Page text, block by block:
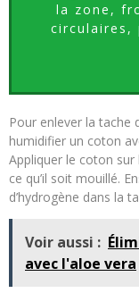
la zone,
circulaires,
Pour enlever la tache
humidifier un coton
Appliquer le coton sur
ce qu’il soit mouillé.
d’hydrogène dans la
Voir aussi :
avec l'aloe vera